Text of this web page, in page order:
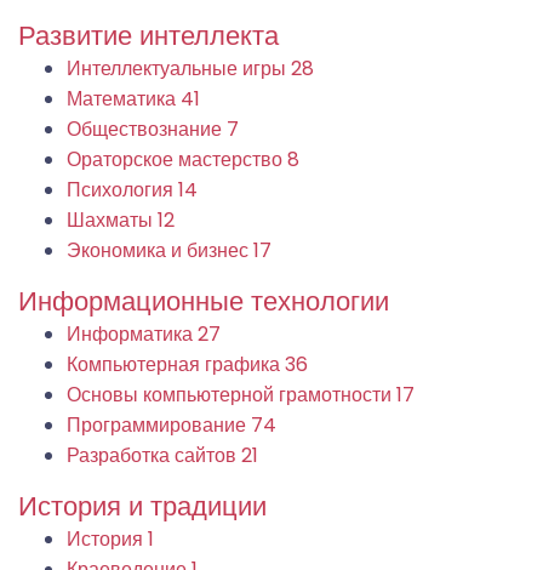
Развитие интеллекта
Интеллектуальные игры 28
Математика 41
Обществознание 7
Ораторское мастерство8
Психология 14
Шахматы 12
Экономика и бизнес17
Информационные технологии
Информатика27
Компьютерная графика36
Основы компьютерной грамотности 17
Программирование 74
Разработка сайтов 21
История и традиции
История 1